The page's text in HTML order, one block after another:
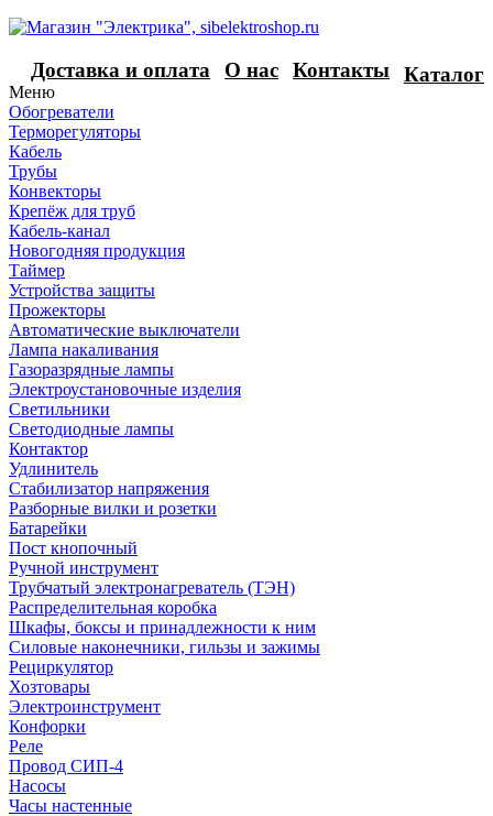
Каталог
Контакты
О нас
Доставка и оплата
Меню
Обогреватели
Терморегуляторы
Кабель
Трубы
Конвекторы
Крепёж для труб
Кабель-канал
Новогодняя продукция
Таймер
Устройства защиты
Прожекторы
Автоматические выключатели
Лампа накаливания
Газоразрядные лампы
Электроустановочные изделия
Светильники
Светодиодные лампы
Контактор
Удлинитель
Стабилизатор напряжения
Разборные вилки и розетки
Батарейки
Пост кнопочный
Ручной инструмент
Трубчатый электронагреватель (ТЭН)
Распределительная коробка
Шкафы, боксы и принадлежности к ним
Силовые наконечники, гильзы и зажимы
Рециркулятор
Хозтовары
Электроинструмент
Конфорки
Реле
Провод СИП-4
Насосы
Часы настенные